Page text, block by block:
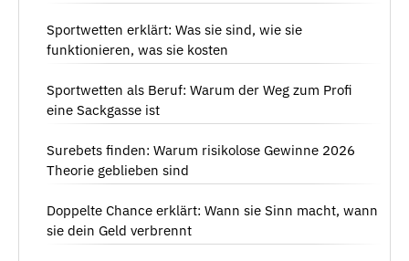
Sportwetten erklärt: Was sie sind, wie sie
funktionieren, was sie kosten
Sportwetten als Beruf: Warum der Weg zum Profi
eine Sackgasse ist
Surebets finden: Warum risikolose Gewinne 2026
Theorie geblieben sind
Doppelte Chance erklärt: Wann sie Sinn macht, wann
sie dein Geld verbrennt